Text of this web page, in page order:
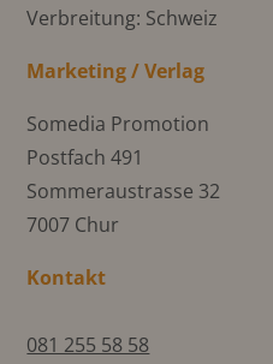
Verbreitung: Schweiz
Marketing / Verlag
Somedia Promotion
Postfach 491
Sommeraustrasse 32
7007 Chur
Kontakt
081 255 58 58